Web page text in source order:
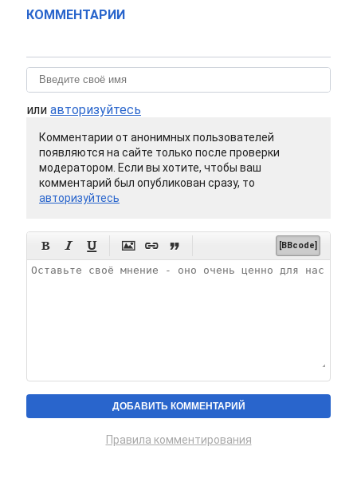
КОММЕНТАРИИ
или авторизуйтесь
Комментарии от анонимных пользователей
появляются на сайте только после проверки
модератором. Если вы хотите, чтобы ваш
комментарий был опубликован сразу, то
авторизуйтесь
      [BBcode]
Правила комментирования